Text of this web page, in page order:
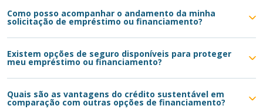
Como posso acompanhar o andamento da minha
solicitação de empréstimo ou financiamento?
Existem opções de seguro disponíveis para proteger
meu empréstimo ou financiamento?
Quais são as vantagens do crédito sustentável em
comparação com outras opções de financiamento?